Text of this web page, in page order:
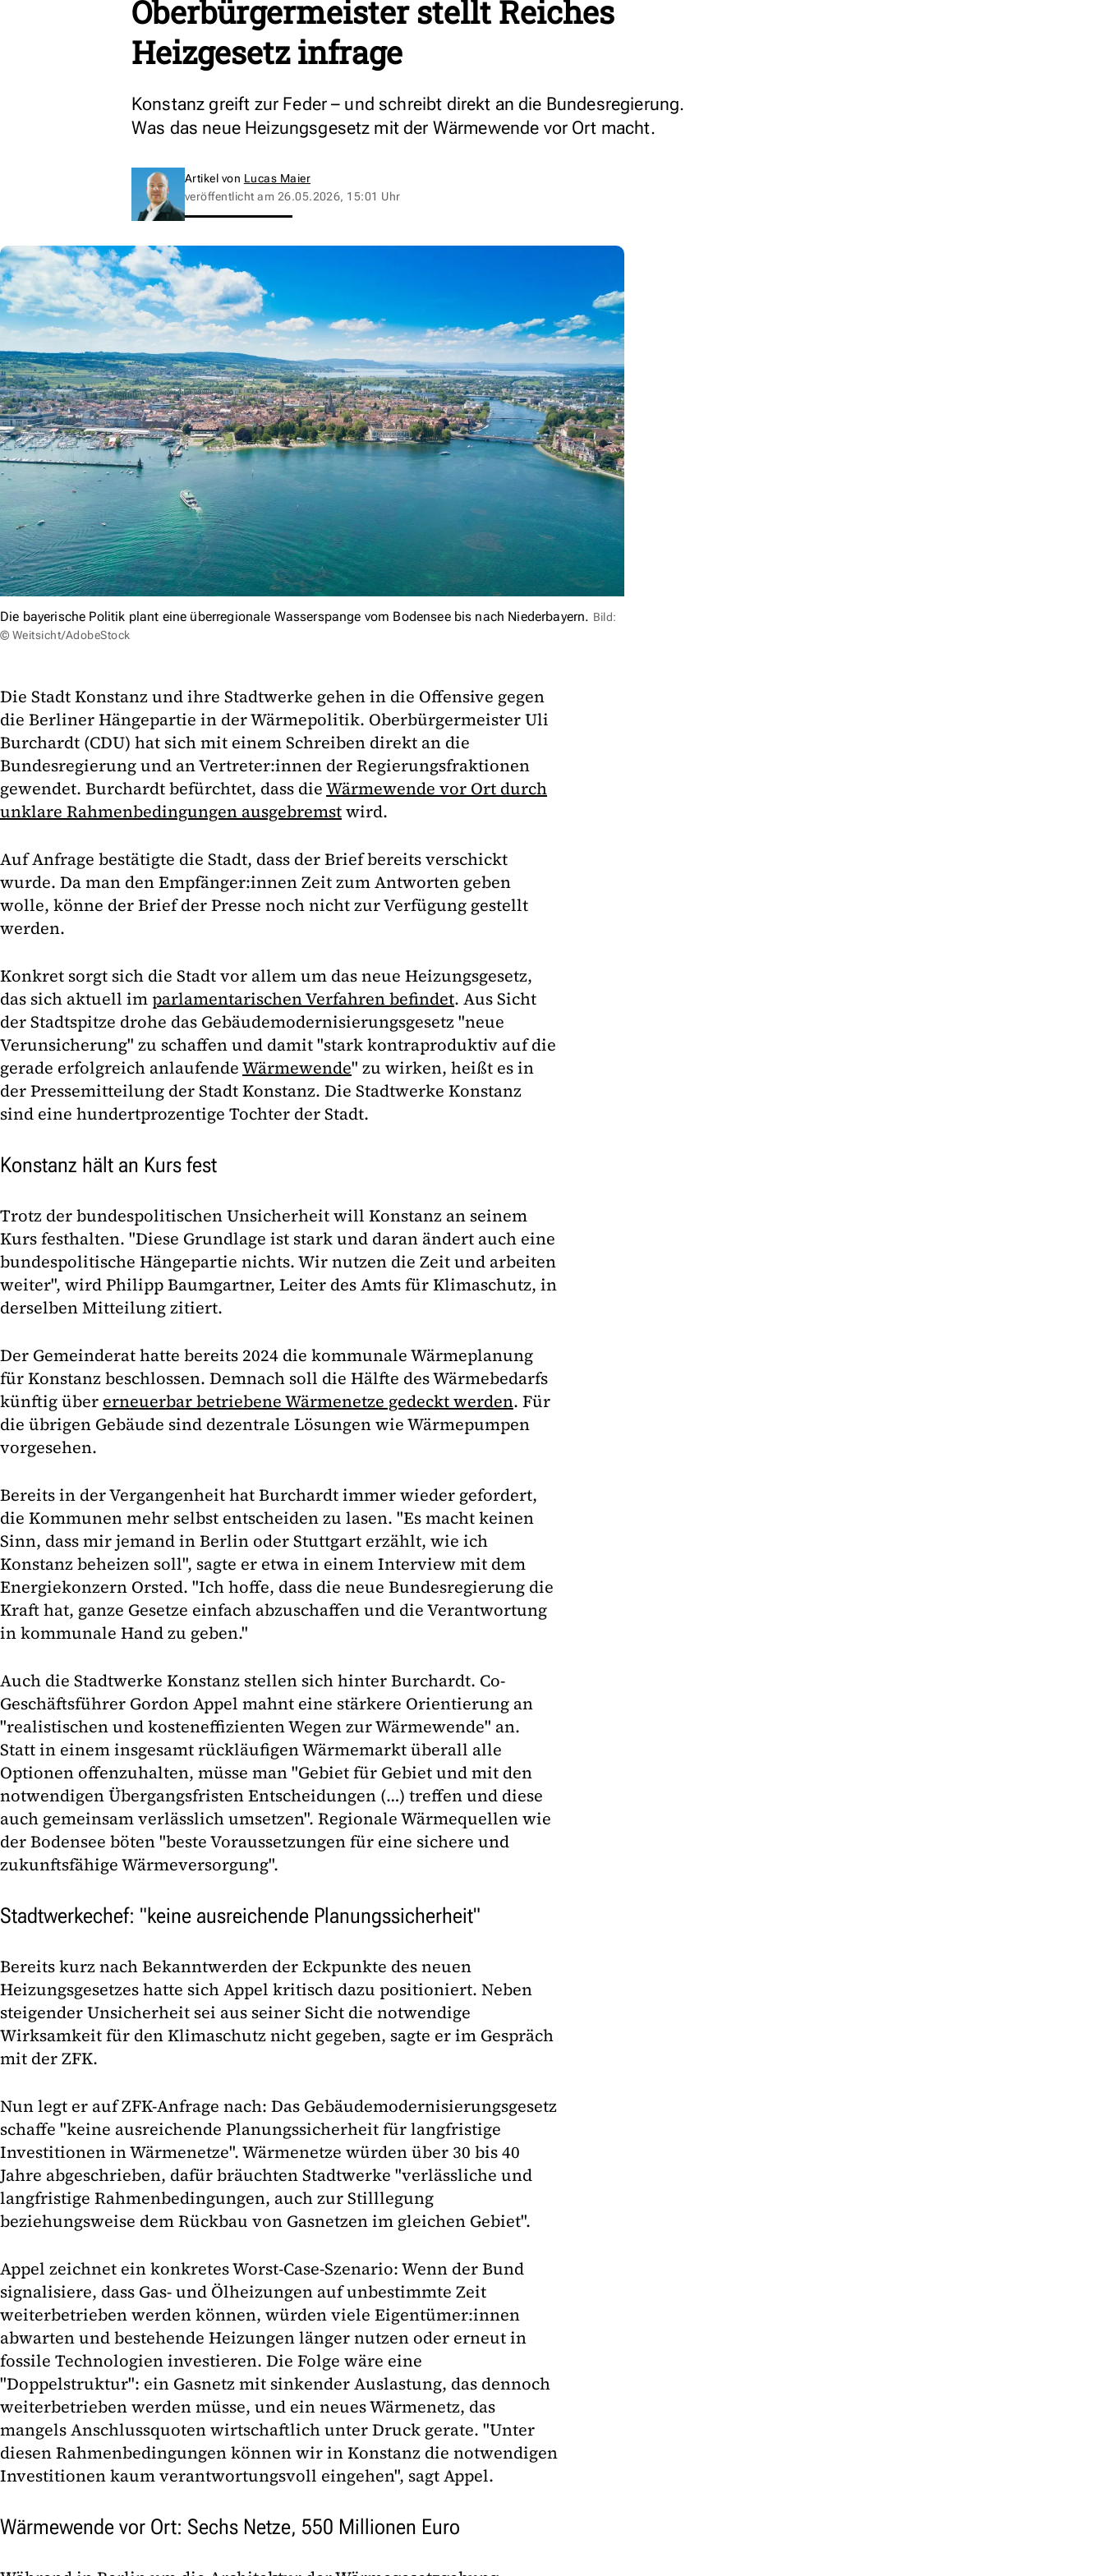
Oberbürgermeister stellt Reiches
Heizgesetz infrage
Konstanz greift zur Feder – und schreibt direkt an die Bundesregierung.
Was das neue Heizungsgesetz mit der Wärmewende vor Ort macht.
Artikel von Lucas Maier
veröffentlicht am 26.05.2026, 15:01 Uhr
Die bayerische Politik plant eine überregionale Wasserspange vom Bodensee bis nach Niederbayern. Bild:
© Weitsicht/AdobeStock
Die Stadt Konstanz und ihre Stadtwerke gehen in die Offensive gegen
die Berliner Hängepartie in der Wärmepolitik. Oberbürgermeister Uli
Burchardt (CDU) hat sich mit einem Schreiben direkt an die
Bundesregierung und an Vertreter:innen der Regierungsfraktionen
gewendet. Burchardt befürchtet, dass dieWärmewende vor Ort durch
unklare Rahmenbedingungen ausgebremstwird.
Auf Anfrage bestätigte die Stadt, dass der Brief bereits verschickt
wurde. Da man den Empfänger:innen Zeit zum Antworten geben
wolle, könne der Brief der Presse noch nicht zur Verfügung gestellt
werden.
Konkret sorgt sich die Stadt vor allem um das neue Heizungsgesetz,
das sich aktuell imparlamentarischen Verfahren befindet. Aus Sicht
der Stadtspitze drohe das Gebäudemodernisierungsgesetz "neue
Verunsicherung" zu schaffen und damit "stark kontraproduktiv auf die
gerade erfolgreich anlaufendeWärmewende" zu wirken, heißt es in
der Pressemitteilung der Stadt Konstanz. Die Stadtwerke Konstanz
sind eine hundertprozentige Tochter der Stadt.
Konstanz hält an Kurs fest
Trotz der bundespolitischen Unsicherheit will Konstanz an seinem
Kurs festhalten. "Diese Grundlage ist stark und daran ändert auch eine
bundespolitische Hängepartie nichts. Wir nutzen die Zeit und arbeiten
weiter", wird Philipp Baumgartner, Leiter des Amts für Klimaschutz, in
derselben Mitteilung zitiert.
Der Gemeinderat hatte bereits 2024 die kommunale Wärmeplanung
für Konstanz beschlossen. Demnach soll die Hälfte des Wärmebedarfs
künftig über erneuerbar betriebene Wärmenetze gedeckt werden. Für
die übrigen Gebäude sind dezentrale Lösungen wie Wärmepumpen
vorgesehen.
Bereits in der Vergangenheit hat Burchardt immer wieder gefordert,
die Kommunen mehr selbst entscheiden zu lasen. "Es macht keinen
Sinn, dass mir jemand in Berlin oder Stuttgart erzählt, wie ich
Konstanz beheizen soll", sagte er etwa in einem Interview mit dem
Energiekonzern Orsted. "Ich hoffe, dass die neue Bundesregierung die
Kraft hat, ganze Gesetze einfach abzuschaffen und die Verantwortung
in kommunale Hand zu geben."
Auch die Stadtwerke Konstanz stellen sich hinter Burchardt. Co-
Geschäftsführer Gordon Appel mahnt eine stärkere Orientierung an
"realistischen und kosteneffizienten Wegen zur Wärmewende" an.
Statt in einem insgesamt rückläufigen Wärmemarkt überall alle
Optionen offenzuhalten, müsse man "Gebiet für Gebiet und mit den
notwendigen Übergangsfristen Entscheidungen (…) treffen und diese
auch gemeinsam verlässlich umsetzen". Regionale Wärmequellen wie
der Bodensee böten "beste Voraussetzungen für eine sichere und
zukunftsfähige Wärmeversorgung".
Stadtwerkechef: "keine ausreichende Planungssicherheit"
Bereits kurz nach Bekanntwerden der Eckpunkte des neuen
Heizungsgesetzes hatte sich Appel kritisch dazu positioniert. Neben
steigender Unsicherheit sei aus seiner Sicht die notwendige
Wirksamkeit für den Klimaschutz nicht gegeben, sagte er im Gespräch
mit der ZFK.
Nun legt er auf ZFK-Anfrage nach: Das Gebäudemodernisierungsgesetz
schaffe "keine ausreichende Planungssicherheit für langfristige
Investitionen in Wärmenetze". Wärmenetze würden über 30 bis 40
Jahre abgeschrieben, dafür bräuchten Stadtwerke "verlässliche und
langfristige Rahmenbedingungen, auch zur Stilllegung
beziehungsweise dem Rückbau von Gasnetzen im gleichen Gebiet".
Appel zeichnet ein konkretes Worst-Case-Szenario: Wenn der Bund
signalisiere, dass Gas- und Ölheizungen auf unbestimmte Zeit
weiterbetrieben werden können, würden viele Eigentümer:innen
abwarten und bestehende Heizungen länger nutzen oder erneut in
fossile Technologien investieren. Die Folge wäre eine
"Doppelstruktur": ein Gasnetz mit sinkender Auslastung, das dennoch
weiterbetrieben werden müsse, und ein neues Wärmenetz, das
mangels Anschlussquoten wirtschaftlich unter Druck gerate. "Unter
diesen Rahmenbedingungen können wir in Konstanz die notwendigen
Investitionen kaum verantwortungsvoll eingehen", sagt Appel.
Wärmewende vor Ort: Sechs Netze, 550 Millionen Euro